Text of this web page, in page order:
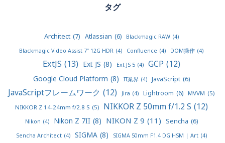
タグ
Architect (7) Atlassian (6) Blackmagic RAW (4)
Blackmagic Video Assist 7” 12G HDR (4) Confluence (4) DOM操作 (4)
ExtJS (13) Ext JS (8) Ext JS 5 (4) GCP (12)
Google Cloud Platform (8) IT業界 (4) JavaScript (6)
JavaScriptフレームワーク (12) Jira (4) Lightroom (6) MVVM (5)
NIKKOR Z 14-24mm f/2.8 S (5) NIKKOR Z 50mm f/1.2 S (12)
Nikon (4) Nikon Z 7II (8) NIKON Z 9 (11) Sencha (6)
Sencha Architect (4) SIGMA (8) SIGMA 50mm F1.4 DG HSM | Art (4)